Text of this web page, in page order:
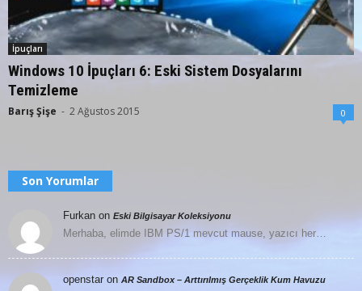
İpuçları
Windows 10 İpuçları 6: Eski Sistem Dosyalarını
Temizleme
Barış Şişe - 2 Ağustos 2015 0
Son Yorumlar
Furkan on Eski Bilgisayar Koleksiyonu
Merhaba, elimde IBM PS/1 mevcut mause, yazıcı her…
openstar on AR Sandbox – Arttırılmış Gerçeklik Kum Havuzu